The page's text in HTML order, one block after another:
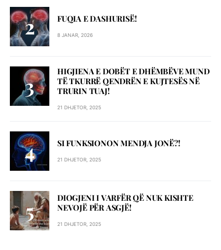
FUQIA E DASHURISË!
8 JANAR, 2026
HIGJIENA E DOBËT E DHËMBËVE MUND
TË TKURRË QENDRËN E KUJTESËS NË
TRURIN TUAJ!
21 DHJETOR, 2025
SI FUNKSIONON MENDJA JONË?!
21 DHJETOR, 2025
DIOGJENI I VARFËR QË NUK KISHTE
NEVOJË PËR ASGJË!
21 DHJETOR, 2025